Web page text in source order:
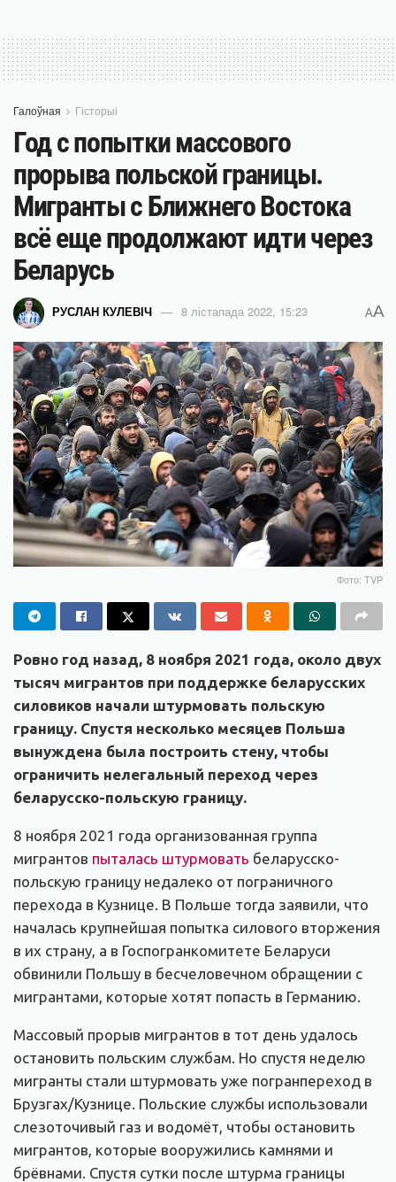
Галоўная Гісторыі
Год с попытки массового
прорыва польской границы.
Мигранты с Ближнего Востока
всё еще продолжают идти через
Беларусь
РУСЛАН КУЛЕВІЧ 8 лістапада 2022, 15:23 AA
Фото: TVP
Ровно год назад, 8 ноября 2021 года, около двух
тысяч мигрантов при поддержке беларусских
силовиков начали штурмовать польскую
границу. Спустя несколько месяцев Польша
вынуждена была построить стену, чтобы
ограничить нелегальный переход через
беларусско-польскую границу.
8 ноября 2021 года организованная группа
мигрантов пыталась штурмовать беларусско-
польскую границу недалеко от пограничного
перехода в Кузнице. В Польше тогда заявили, что
началась крупнейшая попытка силового вторжения
в их страну, а в Госпогранкомитете Беларуси
обвинили Польшу в бесчеловечном обращении с
мигрантами, которые хотят попасть в Германию.
Массовый прорыв мигрантов в тот день удалось
остановить польским службам. Но спустя неделю
мигранты стали штурмовать уже погранпереход в
Брузгах/Кузнице. Польские службы использовали
слезоточивый газ и водомёт, чтобы остановить
мигрантов, которые вооружились камнями и
брёвнами. Спустя сутки после штурма границы